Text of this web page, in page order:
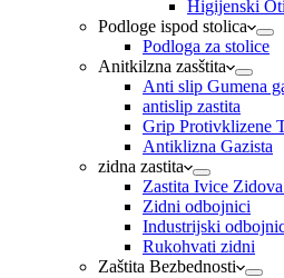
Higijenski
Podloge ispod stolica
Podloga za stolice
Anitkilzna zasštita
Anti slip Gumena
antislip zastita
Grip Protivklizene
Antiklizna Gazista
zidna zastita
Zastita Ivice
Zidni odbojnici
Industrijski
Rukohvati zidni
Zaštita Bezbednosti